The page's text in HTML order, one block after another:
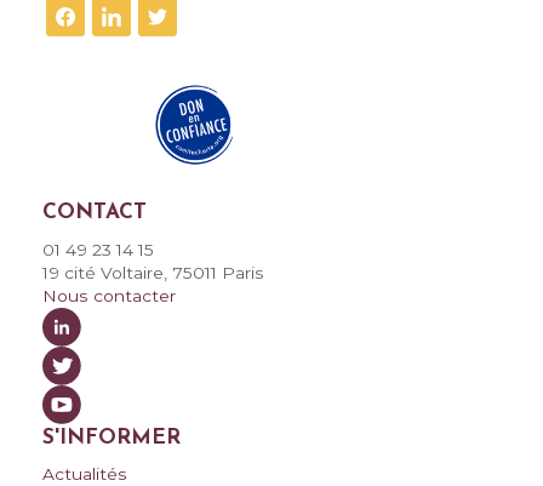
CONTACT
01 49 23 14 15
19 cité Voltaire, 75011 Paris
Nous contacter
S'INFORMER
Actualités